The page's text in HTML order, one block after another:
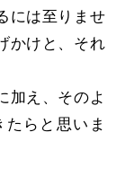
には至りませ
かけと、それ
加え、そのよ
らと思いま